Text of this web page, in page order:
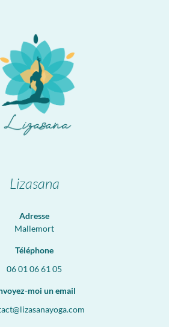
Lizasana
Adresse
Mallemort
Téléphone
06 01 06 61 05
moi un email